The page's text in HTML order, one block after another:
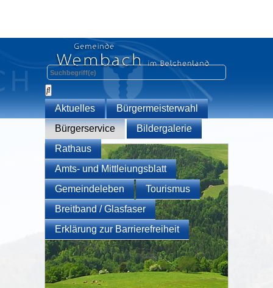
Aktuelles
Bürgermeisterwahl
Bürgerservice
Bildergalerie
Rathaus
Amts- und Mittleiungsblatt
Gemeindeleben
Tourismus
Breitband / Glasfaser
Erklärung zur Barrierefreiheit